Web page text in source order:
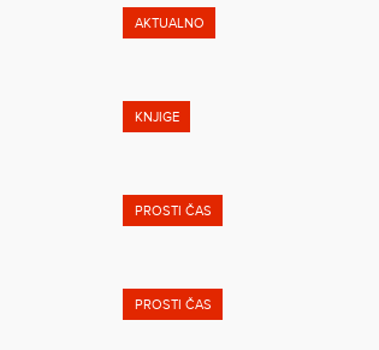
AKTUALNO
KNJIGE
PROSTI ČAS
PROSTI ČAS